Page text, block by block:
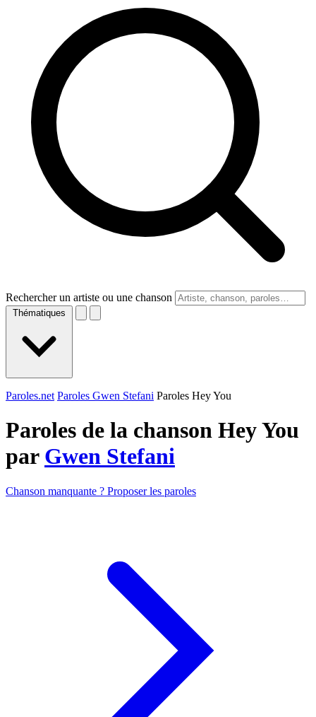
Rechercher un artiste ou une chanson
Thématiques
Paroles.net Paroles Gwen Stefani Paroles Hey You
Paroles de la chanson Hey You
par Gwen Stefani
Chanson manquante ? Proposer les paroles